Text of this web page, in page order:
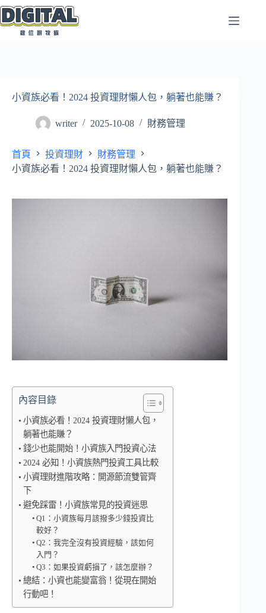
跳
至
小資族必看！2024 投資理財懶人包，躺著也能賺？
writer 2025-10-08 財務管理
首頁 投資理財
財務管理
小資族必看！2024 投資理財懶人包，躺著也能賺？
內容目錄
小資族必看！2024 投資理財懶人包，
躺著也能賺？
錢少也能開始！小資族入門投資心法
2024 必知！小資族熱門投資工具比較
小資理財進階攻略：開源節流雙管齊
下
避免踩雷！小資族常見的投資迷思
Q1：小資族每月該撥多少錢投資比
較好？
Q2：我完全沒有投資經驗，該如何
入門？
Q3：如果投資虧損了，該怎麼辦？
總結：小資也能變富翁！從現在開始
行動吧！